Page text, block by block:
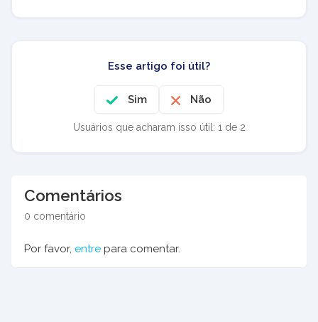
Esse artigo foi útil?
Sim Não
Usuários que acharam isso útil: 1 de 2
Comentários
0 comentário
Por favor, entre para comentar.